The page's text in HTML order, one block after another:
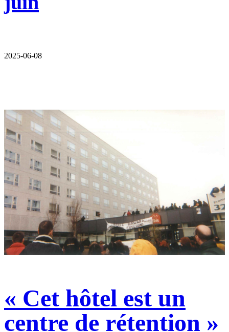
2025-06-08
« Cet hôtel est un
centre de rétention »